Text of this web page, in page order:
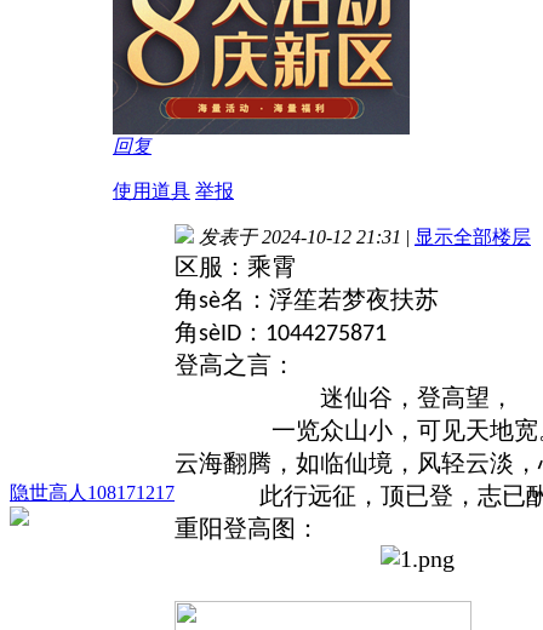
回复
使用道具 举报
隐世高人108171217
发表于 2024-10-12 21:31 | 显示全部楼层
区服：乘霄
角sè名：浮笙若梦夜扶苏
角sèID ： 1044275871
登高之言：
迷仙谷，登高望，
一览众山小，可见天地宽
云海翻腾，如临仙境，风轻云淡
此行远征，顶已登，志已
重阳登高图：